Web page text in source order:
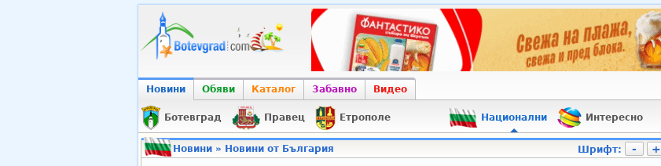
Новини Обяви Каталог Забавно Видео
Ботевград Правец Етрополе Национални Интересно
Новини» Новини от България Шрифт: - +